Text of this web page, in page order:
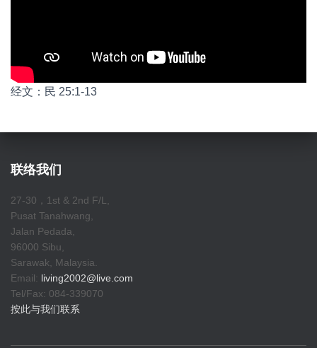
经文：民 25:1-13
联络我们
27-30，1st & 2nd F/L,
Pusat Tanahwang,
Jalan Pedada,
96000 Sibu,
Sarawak, Malaysia.
Email: living2002@live.com
Tel/Fax: 084-339070
按此与我们联系